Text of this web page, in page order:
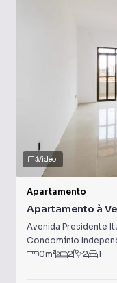
Vídeo
Apartamento
Apartamento à
Avenida Presidente
Condomínio
0m² 2 2 1